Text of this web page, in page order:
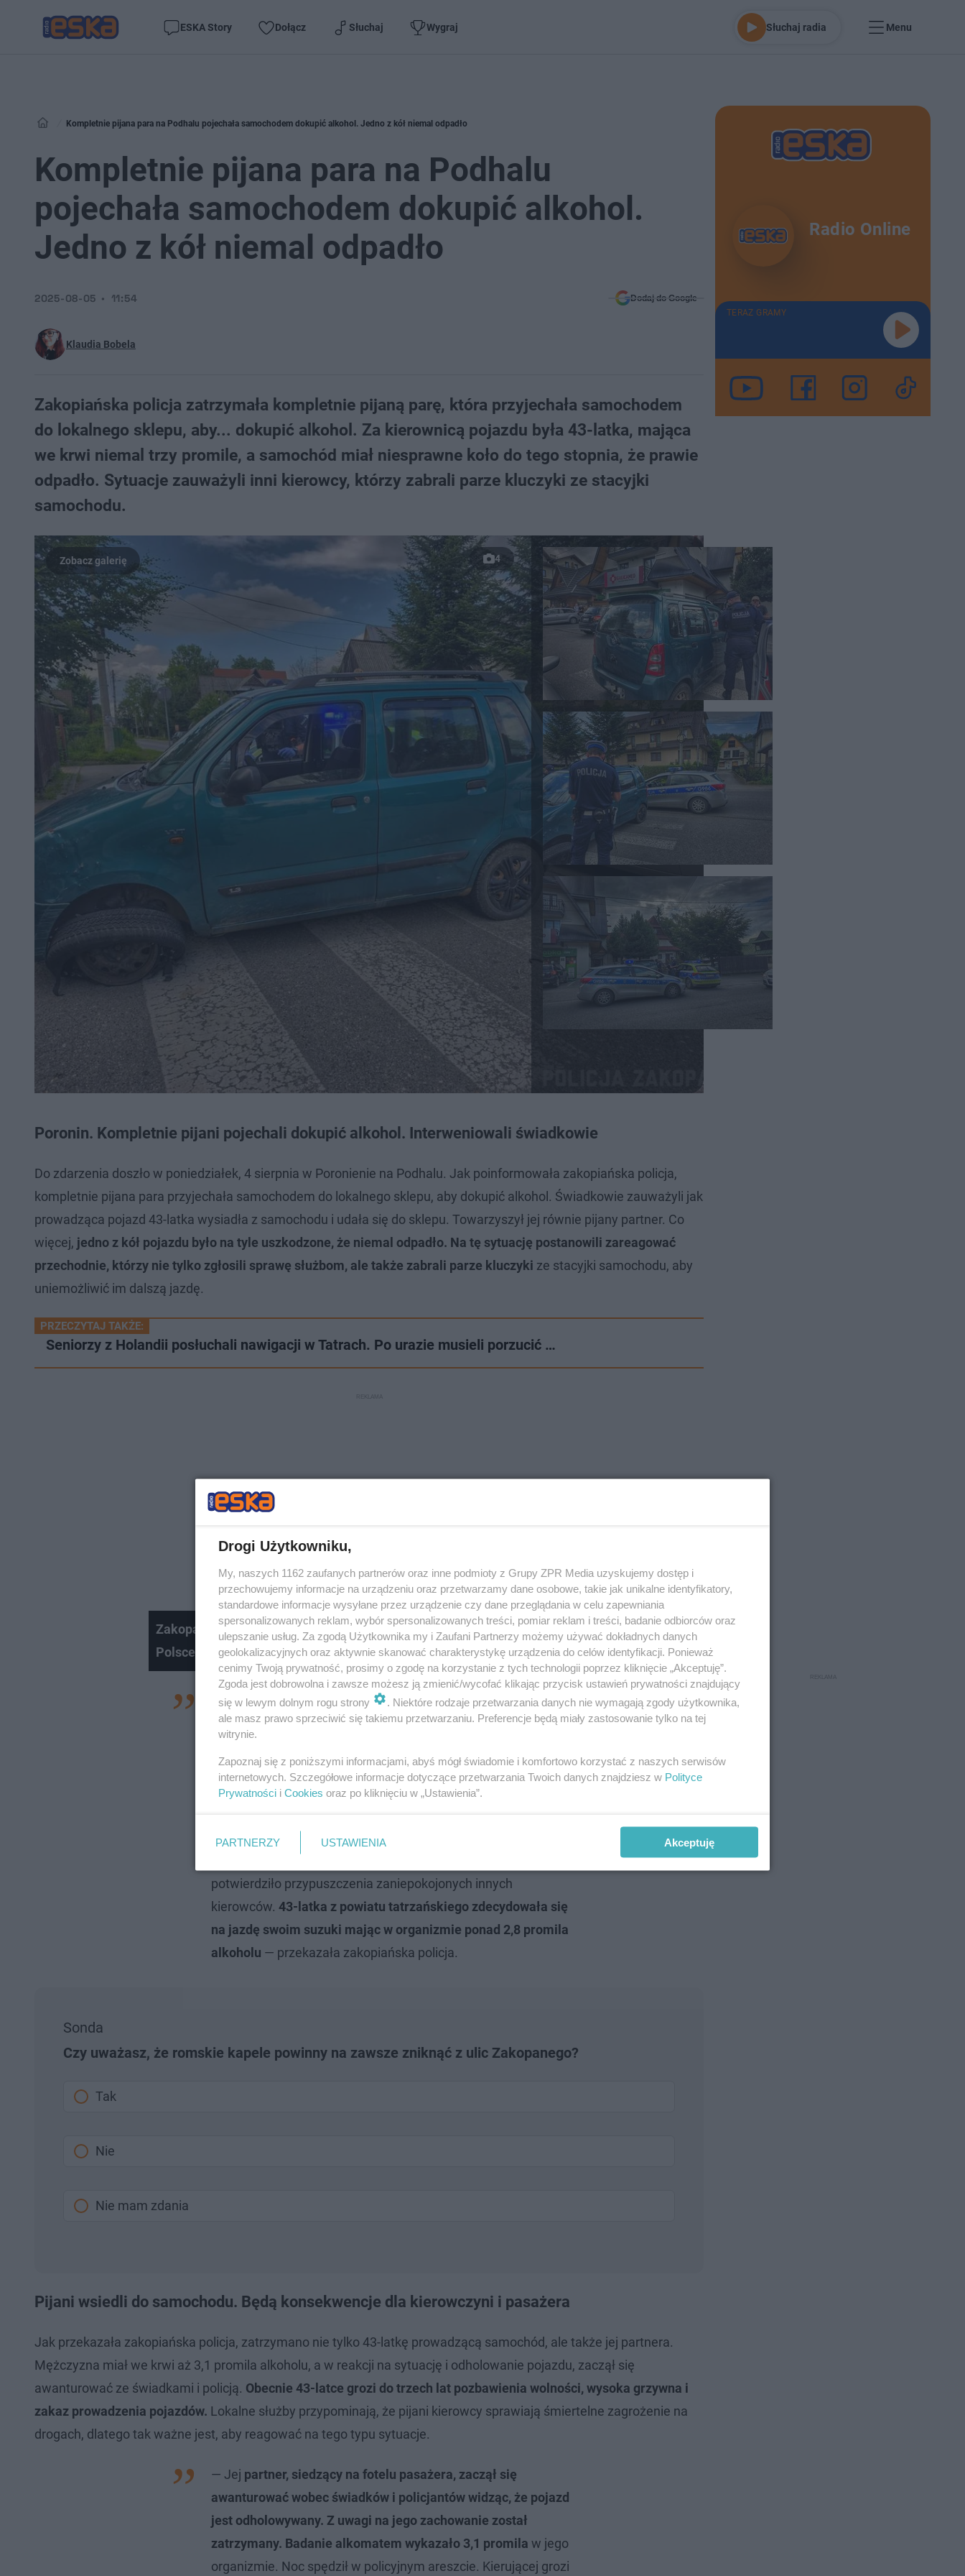
ESKA Story Dołącz Słuchaj Wygraj Słuchaj radia Menu
Kompletnie pijana para na Podhalu pojechała samochodem dokupić alkohol. Jedno z kół niemal odpadło
Kompletnie pijana para na Podhalu
pojechała samochodem dokupić alkohol.
Jedno z kół niemal odpadło
Klaudia Bobela
2025-08-05 11:54 Dodaj do Google
Zakopiańska policja zatrzymała kompletnie pijaną parę, która przyjechała samochodem
do lokalnego sklepu, aby... dokupić alkohol. Za kierownicą pojazdu była 43-latka, mająca
we krwi niemal trzy promile, a samochód miał niesprawne koło do tego stopnia, że prawie
odpadło. Sytuacje zauważyli inni kierowcy, którzy zabrali parze kluczyki ze stacyjki
samochodu.
4
Poronin. Kompletnie pijani pojechali dokupić alkohol. Interweniowali świadkowie
Do zdarzenia doszło w poniedziałek, 4 sierpnia w Poronienie na Podhalu. Jak poinformowała zakopiańska policja,
kompletnie pijana para przyjechała samochodem do lokalnego sklepu, aby dokupić alkohol. Świadkowie zauważyli jak
prowadząca pojazd 43-latka wysiadła z samochodu i udała się do sklepu. Towarzyszył jej równie pijany partner. Co
więcej, jedno z kół pojazdu było na tyle uszkodzone, że niemal odpadło. Na tę sytuację postanowili zareagować
przechodnie, którzy nie tylko zgłosili sprawę służbom, ale także zabrali parze kluczyki ze stacyjki samochodu, aby
uniemożliwić im dalszą jazdę.
PRZECZYTAJ TAKŻE:
Seniorzy z Holandii posłuchali nawigacji w Tatrach. Po urazie musieli porzucić …
Zakopane z czasów PRL-u. Jak żyło się w jedynym "wolnym mieście" w
Polsce?
— Pod jeden ze sklepów spożywczych w Poroninie przy ul.
Piłsudskiego podjechał zielony samochód.Jedno z kół było
Zamroczona alkoholem kobieta wysiadła z pojazdu kierując się
do sklepu po alkohol.Świadkowie widzący to co się dzieje
mężczyzn wyciągnął kluczyki ze stacyjki osobowego suzuki. Po
potwierdziło przypuszczenia zaniepokojonych innych
kierowców. 43-latka z powiatu tatrzańskiego zdecydowała się
na jazdę swoim suzuki mając w organizmie ponad 2,8 promila
alkoholu — przekazała zakopiańska policja.
Sonda
Czy uważasz, że romskie kapele powinny na zawsze zniknąć z ulic Zakopanego?
Tak
Nie
Nie mam zdania
Pijani wsiedli do samochodu. Będą konsekwencje dla kierowczyni i pasażera
Jak przekazała zakopiańska policja, zatrzymano nie tylko 43-latkę prowadzącą samochód, ale także jej partnera.
Mężczyzna miał we krwi aż 3,1 promila alkoholu, a w reakcji na sytuację i odholowanie pojazdu, zaczął się
awanturować ze świadkami i policją. Obecnie 43-latce grozi do trzech lat pozbawienia wolności, wysoka grzywna i
zakaz prowadzenia pojazdów. Lokalne służby przypominają, że pijani kierowcy sprawiają śmiertelne zagrożenie na
drogach, dlatego tak ważne jest, aby reagować na tego typu sytuacje.
— Jej partner, siedzący na fotelu pasażera, zaczął się
awanturować wobec świadków i policjantów widząc, że pojazd
jest odholowywany. Z uwagi na jego zachowanie został
zatrzymany. Badanie alkomatem wykazało 3,1 promila w jego
organizmie. Noc spędził w policyjnym areszcie. Kierującej grozi
Radio Online
TERAZ GRAMY
Drogi Użytkowniku,
My, naszych 1162 zaufanych partnerów oraz inne podmioty z Grupy ZPR Media uzyskujemy dostęp i
przechowujemy informacje na urządzeniu oraz przetwarzamy dane osobowe, takie jak unikalne identyfikatory,
standardowe informacje wysyłane przez urządzenie czy dane przeglądania w celu zapewniania
spersonalizowanych reklam, wybór spersonalizowanych treści, pomiar reklam i treści, badanie odbiorców oraz
ulepszanie usług. Za zgodą Użytkownika my i Zaufani Partnerzy możemy używać dokładnych danych
geolokalizacyjnych oraz aktywnie skanować charakterystykę urządzenia do celów identyfikacji. Ponieważ
cenimy Twoją prywatność, prosimy o zgodę na korzystanie z tych technologii poprzez kliknięcie „Akceptuję”.
Zgoda jest dobrowolna i zawsze możesz ją zmienić/wycofać klikając przycisk ustawień prywatności znajdujący
się w lewym dolnym rogu strony
. Niektóre rodzaje przetwarzania danych nie wymagają zgody użytkownika,
ale masz prawo sprzeciwić się takiemu przetwarzaniu. Preferencje będą miały zastosowanie tylko na tej
witrynie.
Zapoznaj się z poniższymi informacjami, abyś mógł świadomie i komfortowo korzystać z naszych serwisów
internetowych. Szczegółowe informacje dotyczące przetwarzania Twoich danych znajdziesz w Polityce
Prywatności i Cookies oraz po kliknięciu w „Ustawienia”.
PARTNERZY USTAWIENIA Akceptuję